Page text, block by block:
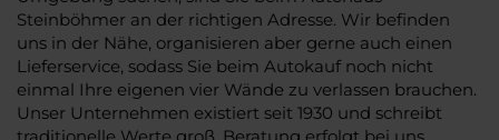
Steinböhmer an der richtigen Adresse. Wir befinden
uns in der Nähe, organisieren aber gerne auch einen
Lieferservice, sodass Sie beim Autokauf noch nicht
einmal Ihre eigenen vier Wände zu verlassen brauchen.
Unser Unternehmen existiert seit 1930 und schreibt
traditionelle Werte groß. Beratung erfolgt bei uns